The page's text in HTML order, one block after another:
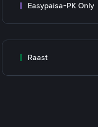
Easypaisa-PK Only
Raast